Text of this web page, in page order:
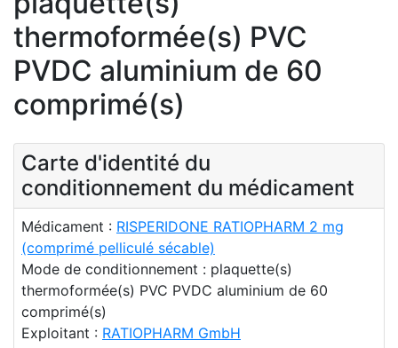
thermoformée(s) PVC
PVDC aluminium de 60
comprimé(s)
Carte d'identité du
conditionnement du médicament
Médicament : RISPERIDONE RATIOPHARM 2 mg
(comprimé pelliculé sécable)
Mode de conditionnement : plaquette(s)
thermoformée(s) PVC PVDC aluminium de 60
comprimé(s)
Exploitant : RATIOPHARM GmbH